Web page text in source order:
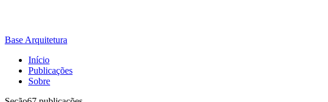
Base Arquitetura
Início
Publicações
Sobre